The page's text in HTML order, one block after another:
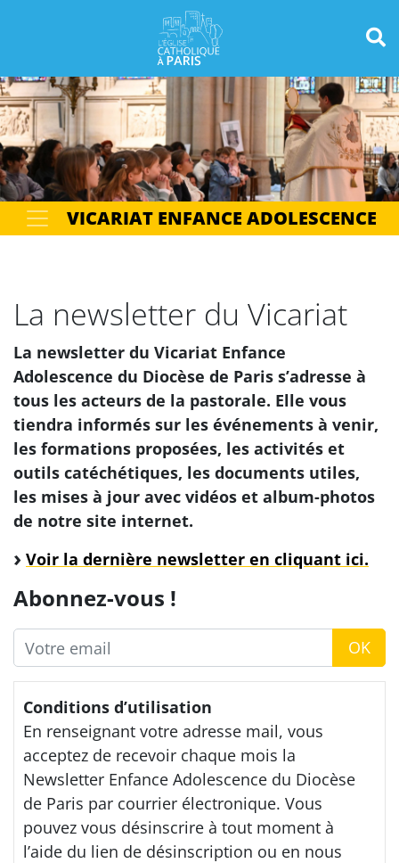
Votre recherche OK
VICARIAT ENFANCE ADOLESCENCE
La newsletter du Vicariat
La newsletter du Vicariat Enfance
Adolescence du Diocèse de Paris s’adresse à
tous les acteurs de la pastorale. Elle vous
tiendra informés sur les événements à venir,
les formations proposées, les activités et
outils catéchétiques, les documents utiles,
les mises à jour avec vidéos et album-photos
de notre site internet.
Voir la dernière newsletter en cliquant ici.
Abonnez-vous !
Email OK
Conditions d’utilisation
En renseignant votre adresse mail, vous
acceptez de recevoir chaque mois la
Newsletter Enfance Adolescence du Diocèse
de Paris par courrier électronique. Vous
pouvez vous désinscrire à tout moment à
l’aide du lien de désinscription ou en nous
Panneau de gestion des cookies